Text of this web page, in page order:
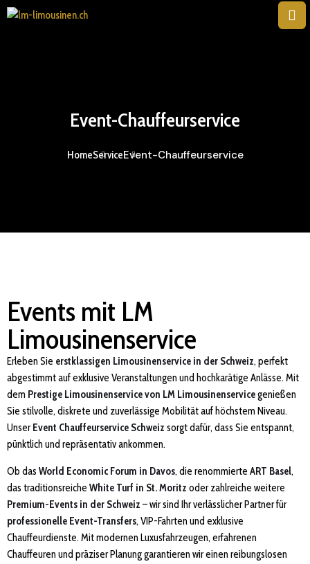
Event-Chauffeurservice
HomeServiceEvent-Chauffeurservice
Events mit LM
Limousinenservice
Erleben Sie erstklassigen Limousinenservice in der Schweiz, perfekt
abgestimmt auf exklusive Veranstaltungen und hochkarätige Anlässe. Mit
dem Prestige Limousinenservice von LM Limousinenservicegenießen
Sie stilvolle, diskrete und zuverlässige Mobilität auf höchstem Niveau.
UnserEvent Chauffeurservice Schweiz sorgt dafür, dass Sie entspannt,
pünktlich und repräsentativ ankommen.
Ob das World Economic Forum in Davos, die renommierte ART Basel,
das traditionsreiche White Turf in St. Moritz oder zahlreiche weitere
Premium-Events in der Schweiz – wir sind Ihr verlässlicher Partner für
professionelle Event-Transfers, VIP-Fahrten und exklusive
Chauffeurdienste. Mit modernen Luxusfahrzeugen, erfahrenen
Chauffeuren und präziser Planung garantieren wir einen reibungslosen